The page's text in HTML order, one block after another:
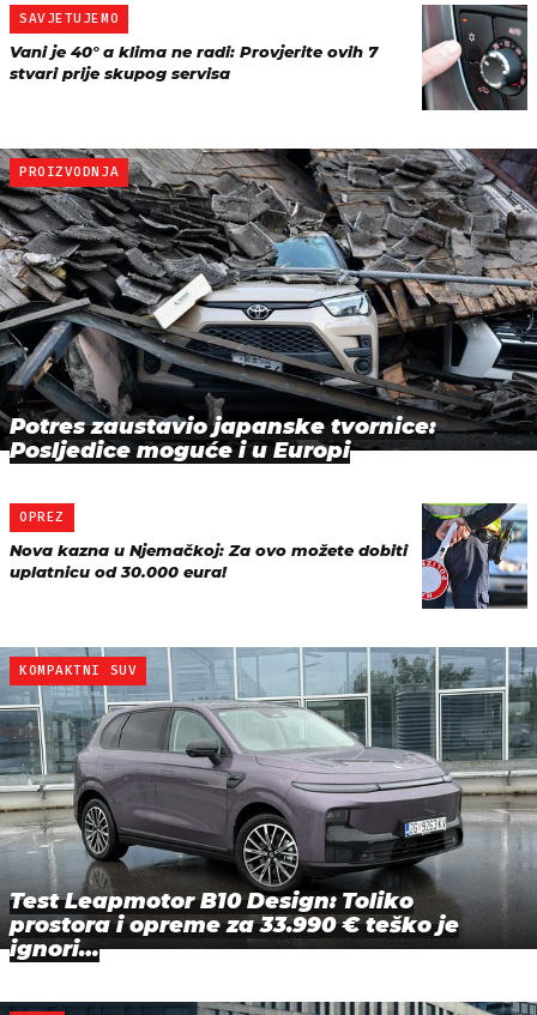
SAVJETUJEMO
Vani je 40° a klima ne radi: Provjerite ovih 7
stvari prije skupog servisa
PROIZVODNJA
Potres zaustavio japanske tvornice:
Posljedice moguće i u Europi
OPREZ
Nova kazna u Njemačkoj: Za ovo možete dobiti
uplatnicu od 30.000 eura!
KOMPAKTNI SUV
Test Leapmotor B10 Design: Toliko
prostora i opreme za 33.990 € teško je
ignori…